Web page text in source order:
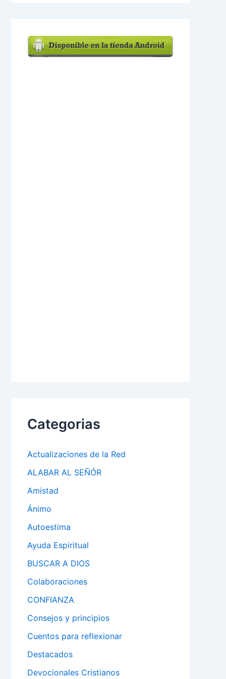
Categorias
Actualizaciones de la Red
ALABAR AL SEÑÓR
Amistad
Ánimo
Autoestima
Ayuda Espiritual
BUSCAR A DIOS
Colaboraciones
CONFIANZA
Consejos y principios
Cuentos para reflexionar
Destacados
Devocionales Cristianos